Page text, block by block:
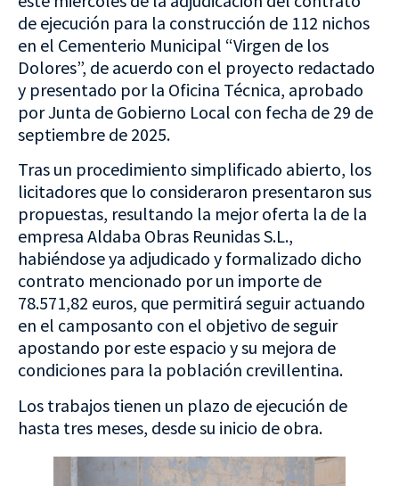
de ejecución para la construcción de 112 nichos
en el Cementerio Municipal “Virgen de los
Dolores”, de acuerdo con el proyecto redactado
y presentado por la Oficina Técnica, aprobado
por Junta de Gobierno Local con fecha de 29 de
septiembre de 2025.
Tras un procedimiento simplificado abierto, los
licitadores que lo consideraron presentaron sus
propuestas, resultando la mejor oferta la de la
empresa Aldaba Obras Reunidas S.L.,
habiéndose ya adjudicado y formalizado dicho
contrato mencionado por un importe de
78.571,82 euros, que permitirá seguir actuando
en el camposanto con el objetivo de seguir
apostando por este espacio y su mejora de
condiciones para la población crevillentina.
Los trabajos tienen un plazo de ejecución de
hasta tres meses, desde su inicio de obra.